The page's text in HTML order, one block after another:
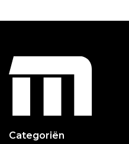
Categoriën